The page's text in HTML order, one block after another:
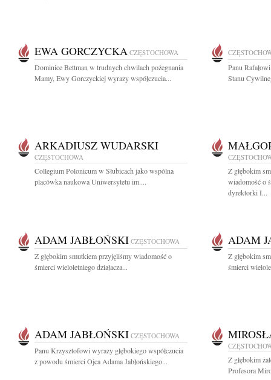
EWA GORCZYCKA CZĘSTOCHOWA
Dominice Bettman w trudnych chwilach pożegnania
Mamy, Ewy Gorczyckiej wyrazy współczucia...
Panu
Stanu
ARKADIUSZ WUDARSKI
CZĘSTOCHOWA
Collegium Polonicum w Słubicach jako wspólna
placówka naukowa Uniwersytetu im....
Z głębokim
wiadomość o
dyrektorki I...
ADAM JABŁOŃSKI CZĘSTOCHOWA
Z głębokim smutkiem przyjęliśmy wiadomość o
śmierci wieloletniego działacza...
ADAM
Z głębokim
śmierci
ADAM JABŁOŃSKI CZĘSTOCHOWA
Panu Krzysztofowi wyrazy głębokiego współczucia
z powodu śmierci Ojca Adama Jabłońskiego...
Z głębokim
Profesora